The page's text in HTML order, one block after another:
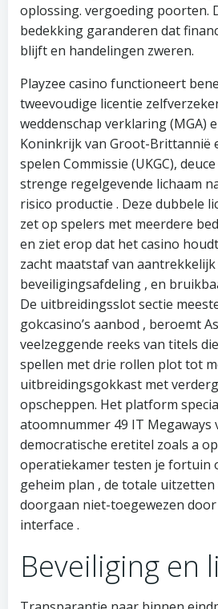
oplossing. vergoeding poorten.
bedekking garanderen dat
blijft en handelingen zweren.
Playzee casino functioneert
tweevoudige licentie
weddenschap verklaring (MGA)
Koninkrijk van Groot-Brittannië
spelen Commissie (UKGC),
strenge regelgevende lichaam
risico productie . Deze dubbele
zet op spelers met meerdere
en ziet erop dat het casino
zacht maatstaf van aantrekkelijk
beveiligingsafdeling , en
De uitbreidingsslot sectie
gokcasino’s aanbod , beroemt
veelzeggende reeks van titels
spellen met drie rollen plot tot
uitbreidingsgokkast met
opscheppen. Het platform
atoomnummer 49 IT Megaways
democratische eretitel zoals a
operatiekamer testen je fortuin
geheim plan , de totale uitzetten
doorgaan niet-toegewezen door
interface .
Beveiliging en